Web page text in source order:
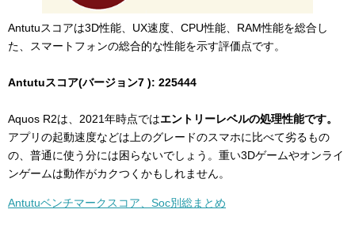
Antutuスコアは3D性能、UX速度、CPU性能、RAM性能を総合し
た、スマートフォンの総合的な性能を示す評価点です。
Antutuスコア(バージョン7 ): 225444
Aquos R2は、2021年時点ではエントリーレベルの処理性能です。
アプリの起動速度などは上のグレードのスマホに比べて劣るもの
の、普通に使う分には困らないでしょう。重い3Dゲームやオンライ
ンゲームは動作がカクつくかもしれません。
Antutuベンチマークスコア、Soc別総まとめ